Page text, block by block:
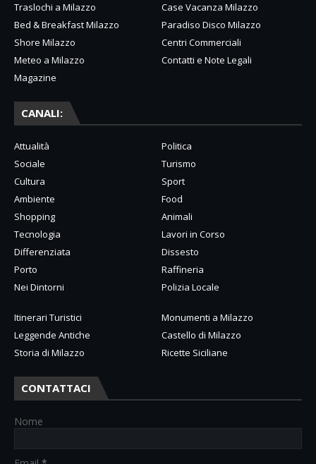
Traslochi a Milazzo
Case Vacanza Milazzo
Bed & Breakfast Milazzo
Paradiso Disco Milazzo
Shore Milazzo
Centri Commerciali
Meteo a Milazzo
Contatti e Note Legali
Magazine
CANALI:
Attualità
Politica
Sociale
Turismo
Cultura
Sport
Ambiente
Food
Shopping
Animali
Tecnologia
Lavori in Corso
Differenziata
Dissesto
Porto
Raffineria
Nei Dintorni
Polizia Locale
Itinerari Turistici
Monumenti a Milazzo
Leggende Antiche
Castello di Milazzo
Storia di Milazzo
Ricette Siciliane
CONTATTACI
Nome